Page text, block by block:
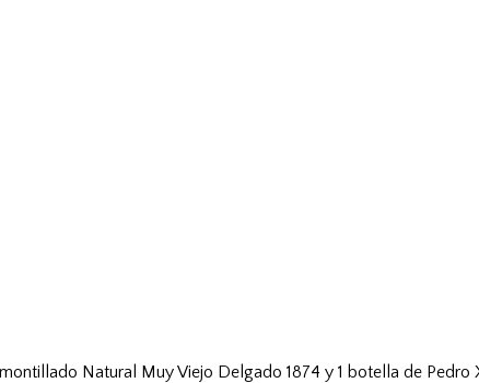
Natural Muy Viejo Delgado 1874 y 1 botella de Pedro